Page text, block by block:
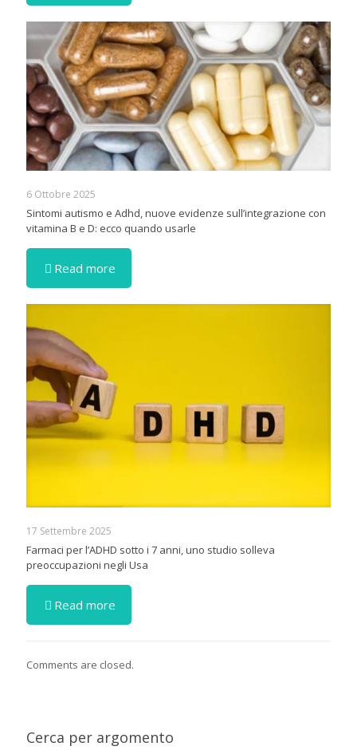
6 Ottobre 2025
Sintomi autismo e Adhd, nuove evidenze sull’integrazione con
vitamina B e D: ecco quando usarle
Read more
17 Settembre 2025
Farmaci per l’ADHD sotto i 7 anni, uno studio solleva
preoccupazioni negli Usa
Read more
Comments are closed.
Cerca per argomento